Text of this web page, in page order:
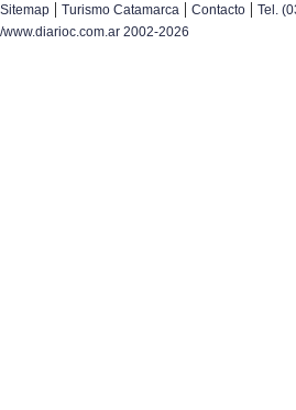
Sitemap | Turismo Catamarca | Contacto | Tel.
/www.diarioc.com.ar 2002-2026